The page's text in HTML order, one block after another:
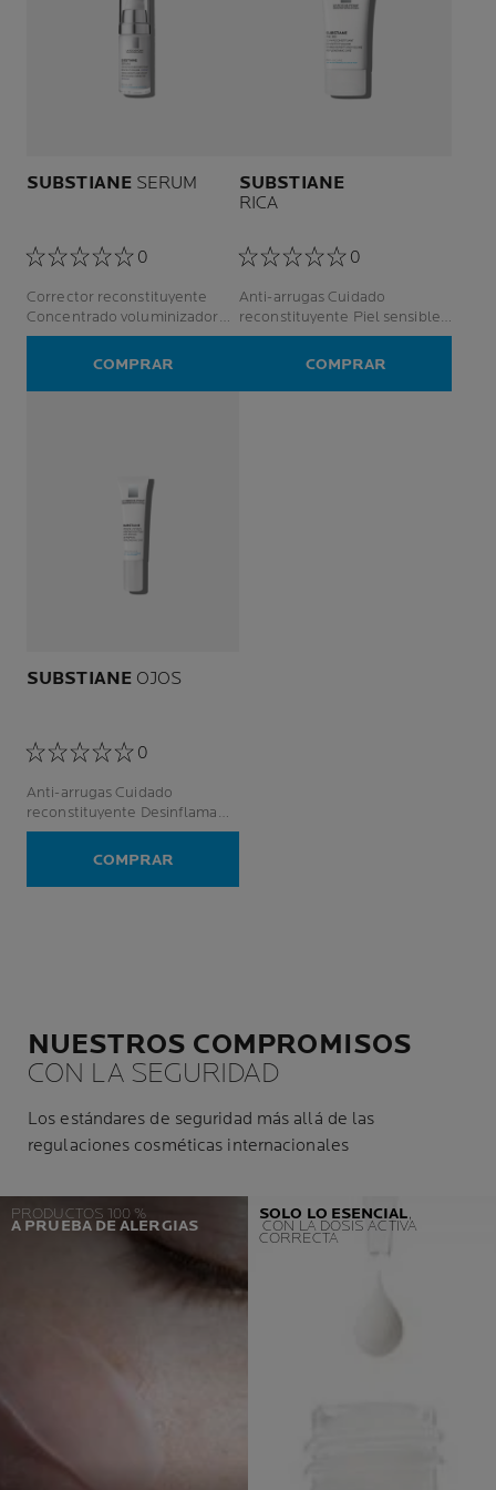
SUBSTIANE SERUM
0
Corrector reconstituyente
Concentrado voluminizador
anti-arrugas Piel sensible
COMPRAR
SUBSTIANE
RICA
0
Anti-arrugas Cuidado
reconstituyente Piel sensible y
madura
COMPRAR
SUBSTIANE OJOS
0
Anti-arrugas Cuidado
reconstituyente Desinflama
Contorno de ojos sensible Piel
COMPRAR
NUESTROS COMPROMISOS
CON LA SEGURIDAD
Los estándares de seguridad más allá de las
regulaciones cosméticas internacionales
PRODUCTOS 100 %
A PRUEBA DE ALERGIAS
SOLO LO ESENCIAL,
CON LA DOSIS ACTIVA
CORRECTA